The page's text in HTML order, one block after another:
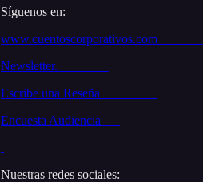
Síguenos en:
www.cuentoscorporativos.com
Newsletter.
Escribe una Reseña
Encuesta Audiencia
Nuestras redes sociales: